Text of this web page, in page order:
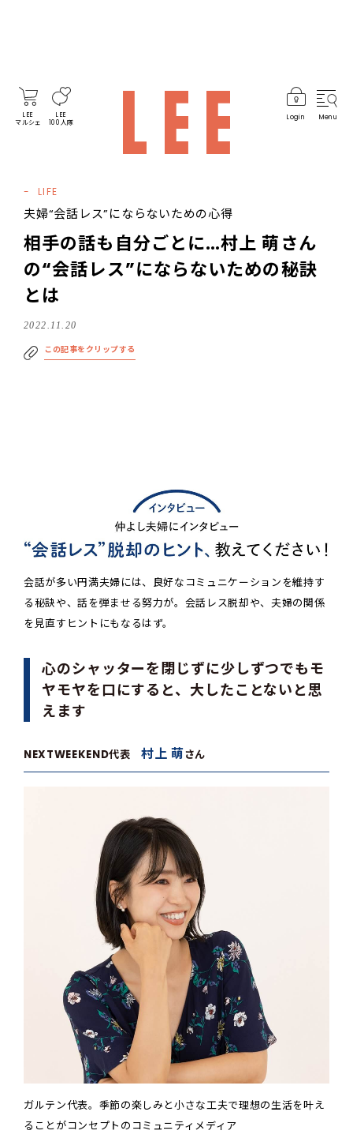
LEE
マルシェ
LEE
100人隊
Login Menu
LIFE
夫婦“会話レス”にならないための心得
相手の話も自分ごとに…村上 萌さん
の“会話レス”にならないための秘訣
とは
2022.11.20
この記事をクリップする
会話が多い円満夫婦には、良好なコミュニケーションを維持す
る秘訣や、話を弾ませる努力が。会話レス脱却や、夫婦の関係
を見直すヒントにもなるはず。
心のシャッターを閉じずに少しずつでもモ
ヤモヤを口にすると、大したことないと思
えます
NEXTWEEKEND代表村上 萌さん
ガルテン代表。季節の楽しみと小さな工夫で理想の生活を叶え
ることがコンセプトのコミュニティメディア